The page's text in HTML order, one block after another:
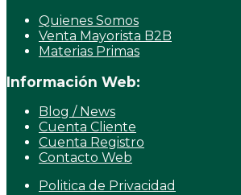
Quienes Somos
Venta Mayorista B2B
Materias Primas
Información Web:
Blog / News
Cuenta Cliente
Cuenta Registro
Contacto Web
Politica de Privacidad